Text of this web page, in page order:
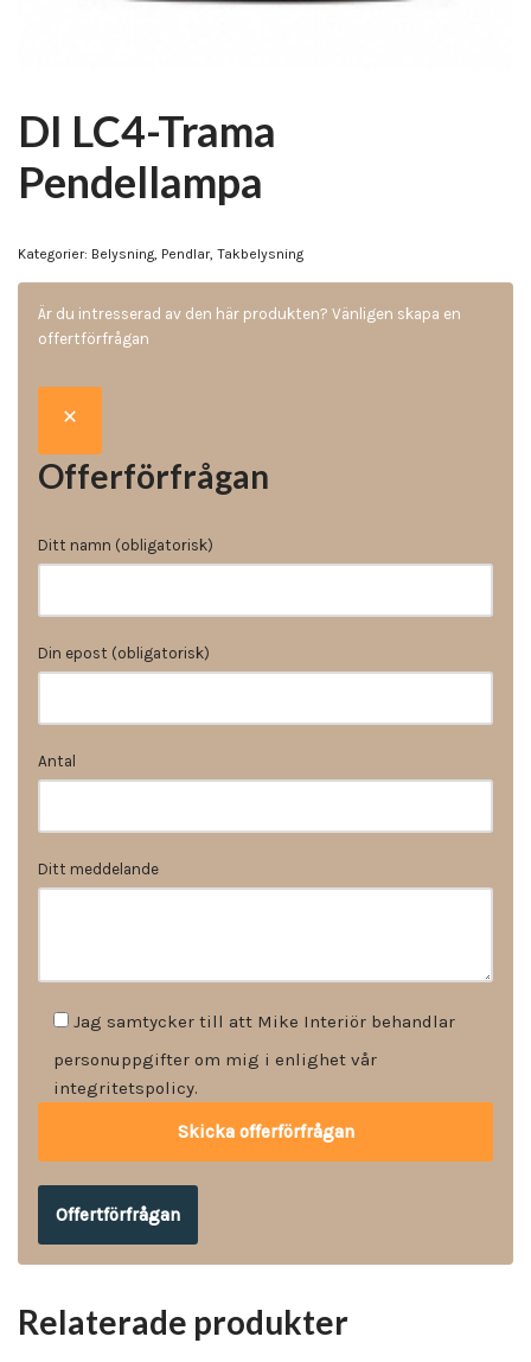
DI LC4-Trama
Pendellampa
Kategorier: Belysning, Pendlar, Takbelysning
Är du intresserad av den här produkten? Vänligen skapa en
offertförfrågan
Offerförfrågan
Ditt namn (obligatorisk)
Din epost (obligatorisk)
Antal
Ditt meddelande
Jag samtycker till att Mike Interiör behandlar
personuppgifter om mig i enlighet vår
integritetspolicy.
Offertförfrågan
Relaterade produkter